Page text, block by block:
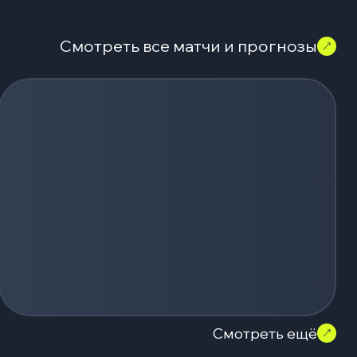
Смотреть все матчи и прогнозы
Смотреть ещё